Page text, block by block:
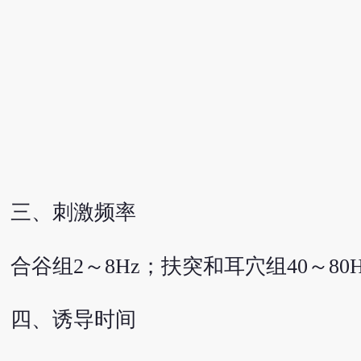
三、刺激频率
合谷组2～8Hz；扶突和耳穴组40～
四、诱导时间